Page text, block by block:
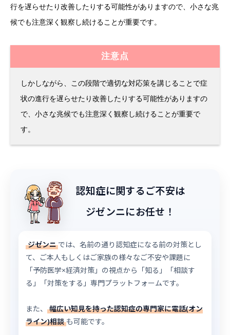
行を遅らせたり改善したりする可能性がありますので、小さな兆
候でも注意深く観察し続けることが重要です。
注意点
しかしながら、この段階で適切な対応策を講じることで症
状の進行を遅らせたり改善したりする可能性がありますの
で、小さな兆候でも注意深く観察し続けることが重要で
す。
認知症に関するご不安は
ジゼンニにお任せ！
ジゼンニ では、名前の通り認知症になる前の対策とし
て、ご本人もしくはご家族の様々なご不安や課題に
「予防医学×経済対策」の視点から「知る」「相談す
る」「対策をする」専門プラットフォームです。
また、
幅広い知見を持った認知症の専門家に電話(オン
ライン)相談も可能です。